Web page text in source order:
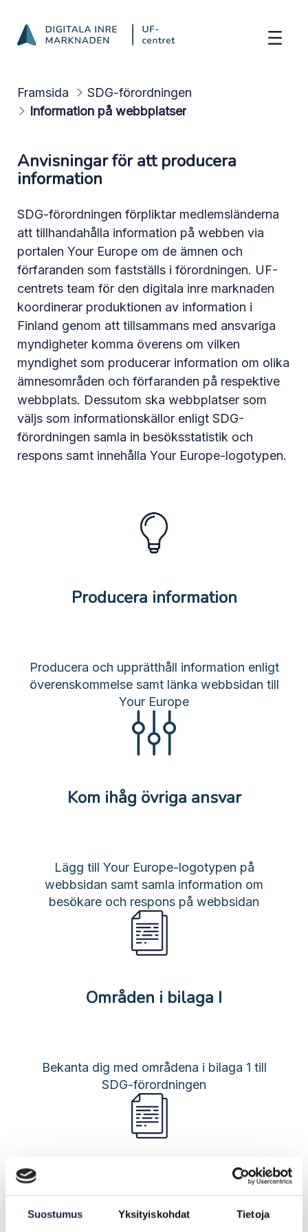
Suostumus Yksityiskohdat Tietoja
Framsida
SDG-förordningen
Information på webbplatser
Anvisningar för att producera
information
SDG-förordningen förpliktar medlemsländerna
att tillhandahålla information på webben via
portalen Your Europe om de ämnen och
förfaranden som fastställs i förordningen. UF-
centrets team för den digitala inre marknaden
koordinerar produktionen av information i
Finland genom att tillsammans med ansvariga
myndigheter komma överens om vilken
myndighet som producerar information om olika
ämnesområden och förfaranden på respektive
webbplats. Dessutom ska webbplatser som
väljs som informationskällor enligt SDG-
förordningen samla in besöksstatistik och
respons samt innehålla Your Europe-logotypen.
Producera information
Producera och upprätthåll information enligt
överenskommelse samt länka webbsidan till
Your Europe
Kom ihåg övriga ansvar
Lägg till Your Europe-logotypen på
webbsidan samt samla information om
besökare och respons på webbsidan
Områden i bilaga I
Bekanta dig med områdena i bilaga 1 till
SDG-förordningen
Förfaranden i bilaga II